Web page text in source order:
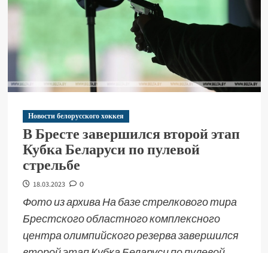
Новости белорусского хоккея
В Бресте завершился второй этап
Кубка Беларуси по пулевой
стрельбе
18.03.2023 0
Фото из архива На базе стрелкового тира
Брестского областного комплексного
центра олимпийского резерва завершился